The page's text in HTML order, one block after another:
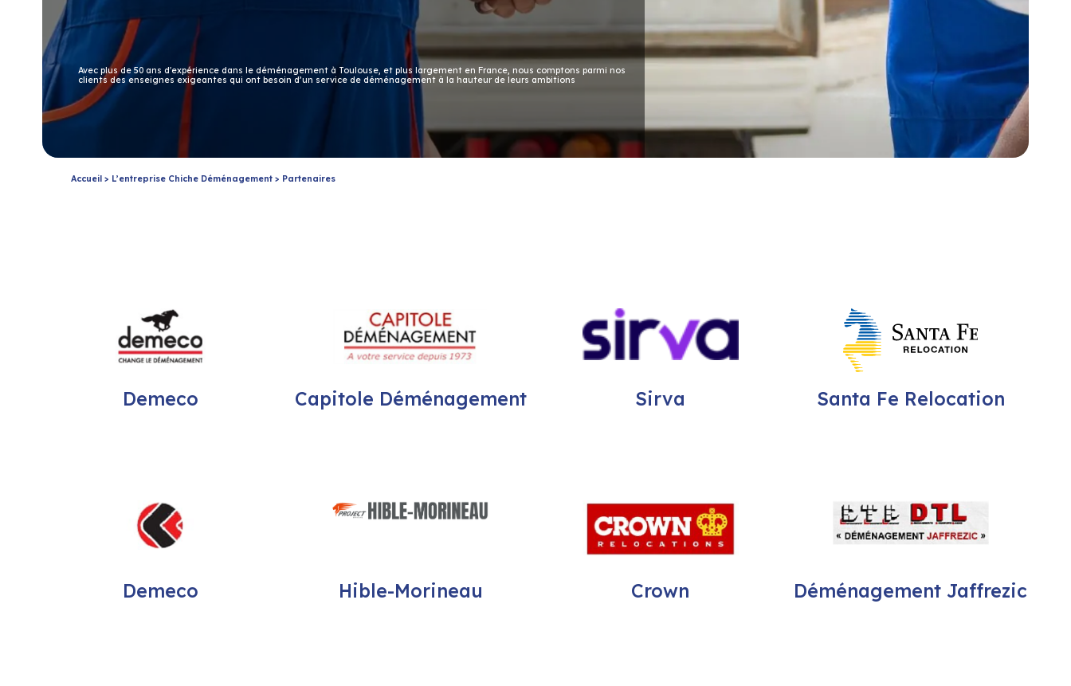
Avec plus de 50 ans d'expérience dans le déménagement à Toulouse, et plus largement en France, nous comptons parmi nos
clients des enseignes exigeantes qui ont besoin d’un service de déménagement à la hauteur de leurs ambitions
Accueil> L’entreprise Chiche Déménagement> Partenaires
Demeco Capitole Déménagement Sirva Santa Fe Relocation
Demeco Hible-Morineau Crown Déménagement Jaffrezic